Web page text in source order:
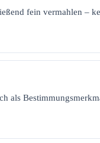
fein vermahlen –
als